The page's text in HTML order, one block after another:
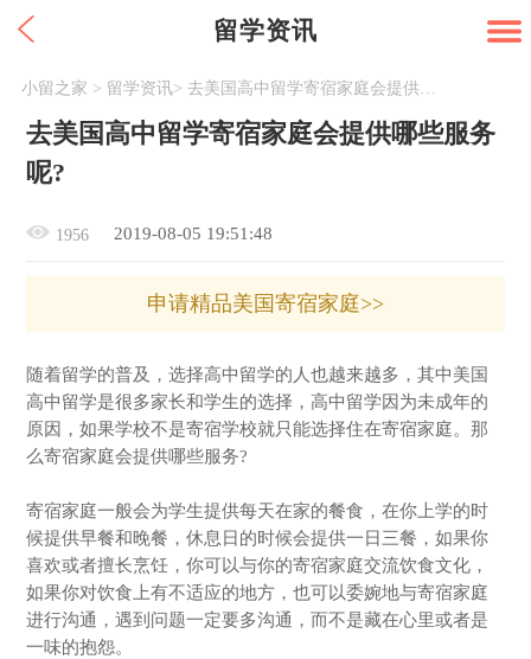
留学资讯
小留之家 > 留学资讯> 去美国高中留学寄宿家庭会提供哪些服务呢?
去美国高中留学寄宿家庭会提供哪些服务
呢?
1956 2019-08-05 19:51:48
申请精品美国寄宿家庭>>
随着留学的普及，选择高中留学的人也越来越多，其中美国
高中留学是很多家长和学生的选择，高中留学因为未成年的
原因，如果学校不是寄宿学校就只能选择住在寄宿家庭。那
么寄宿家庭会提供哪些服务?
寄宿家庭一般会为学生提供每天在家的餐食，在你上学的时
候提供早餐和晚餐，休息日的时候会提供一日三餐，如果你
喜欢或者擅长烹饪，你可以与你的寄宿家庭交流饮食文化，
如果你对饮食上有不适应的地方，也可以委婉地与寄宿家庭
进行沟通，遇到问题一定要多沟通，而不是藏在心里或者是
一味的抱怨。